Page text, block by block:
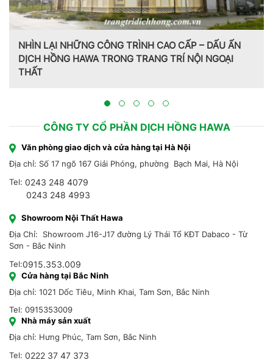
Trang trí nội thất theo phong cách Pháp do CT CP Dịch
CÔNG TY CỔ PHẦN DỊCH HỒNG HAWA
Văn phòng giao dịch và cửa hàng tại Hà Nội
Địa chỉ: Số 17 ngõ 167 Giải Phóng, phường Bạch Mai, Hà Nội
Tel: 0243 248 4079
0243 248 4993
Showroom Nội Thất Hawa
Địa Chỉ: Showroom J16-J17 đường Lý Thái Tổ KĐT Dabaco - Từ
Sơn - Bắc Ninh
Tel:0915.353.009
Cửa hàng tại Bắc Ninh
Địa chỉ: 1021 Dốc Tiêu, Minh Khai, Tam Sơn, Bắc Ninh
Tel: 0915353009
Nhà máy sản xuất
Địa chỉ: Hưng Phúc, Tam Sơn, Bắc Ninh